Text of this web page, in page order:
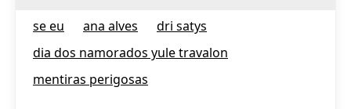
se eu ana alves
dri satys
dia dos namorados yule travalon
mentiras perigosas